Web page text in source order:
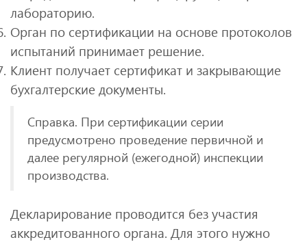
лабораторию.
Орган по сертификации на основе протоколов
испытаний принимает решение.
Клиент получает сертификат и закрывающие
бухгалтерские документы.
Справка. При сертификации серии
предусмотрено проведение первичной и
далее регулярной (ежегодной) инспекции
производства.
Декларирование проводится без участия
аккредитованного органа. Для этого нужно